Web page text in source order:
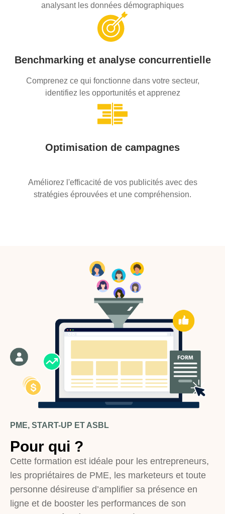
analysant les données démographiques
Benchmarking et analyse concurrentielle
Comprenez ce qui fonctionne dans votre secteur,
identifiez les opportunités et apprenez
Optimisation de campagnes
Améliorez l'efficacité de vos publicités avec des
stratégies éprouvées et une compréhension.
PME, START-UP ET ASBL
Pour qui ?
Cette formation est idéale pour les entrepreneurs,
les propriétaires de PME, les marketeurs et toute
personne désireuse d’amplifier sa présence en
ligne et de booster les performances de son